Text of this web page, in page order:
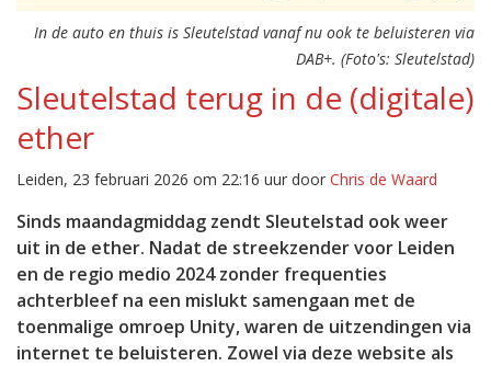
In de auto en thuis is Sleutelstad vanaf nu ook te beluisteren via
DAB+. (Foto's: Sleutelstad)
Sleutelstad terug in de (digitale)
ether
Leiden, 23 februari 2026 om 22:16 uur door Chris de Waard
Sinds maandagmiddag zendt Sleutelstad ook weer
uit in de ether. Nadat de streekzender voor Leiden
en de regio medio 2024 zonder frequenties
achterbleef na een mislukt samengaan met de
toenmalige omroep Unity, waren de uitzendingen via
internet te beluisteren. Zowel via deze website als